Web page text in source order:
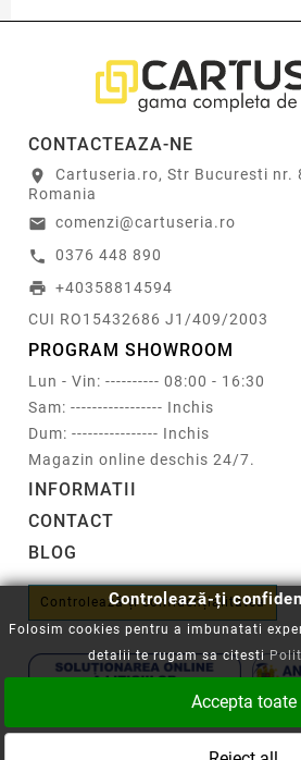
CONTACTEAZA-NE
location_on
Cartuseria.ro, Str Bucuresti nr.
Romania
email comenzi@cartuseria.ro
call 0376 448 890
print +40358814594
CUI RO15432686 J1/409/2003
PROGRAM SHOWROOM
Lun - Vin: ---------- 08:00 - 16:30
Sam: ----------------- Inchis
Dum: ---------------- Inchis
Magazin online deschis 24/7.
INFORMATII
CONTACT
BLOG
Controlează-ți confidențialitatea
Copyright © 2008-2026 -
Controlează-ți
Folosim cookies pentru a imbunatati
detalii te rugam sa citesti
Accepta toate